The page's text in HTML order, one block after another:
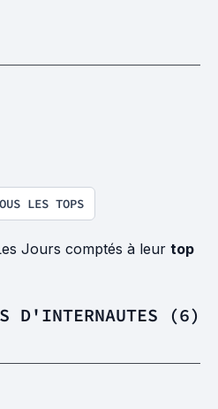
LES TOPS
Jours comptés à leur top
D'INTERNAUTES (6)